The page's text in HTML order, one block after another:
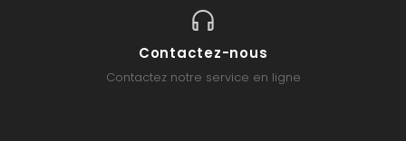
Contactez-nous
Contactez notre service en ligne